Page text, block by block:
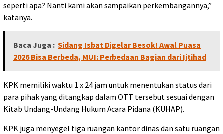
seperti apa? Nanti kami akan sampaikan perkembangannya,”
katanya.
Baca Juga : Sidang Isbat Digelar Besok! Awal Puasa
2026 Bisa Berbeda, MUI: Perbedaan Bagian dari Ijtihad
KPK memiliki waktu 1 x 24 jam untuk menentukan status dari
para pihak yang ditangkap dalam OTT tersebut sesuai dengan
Kitab Undang-Undang Hukum Acara Pidana (KUHAP).
KPK juga menyegel tiga ruangan kantor dinas dan satu ruangan